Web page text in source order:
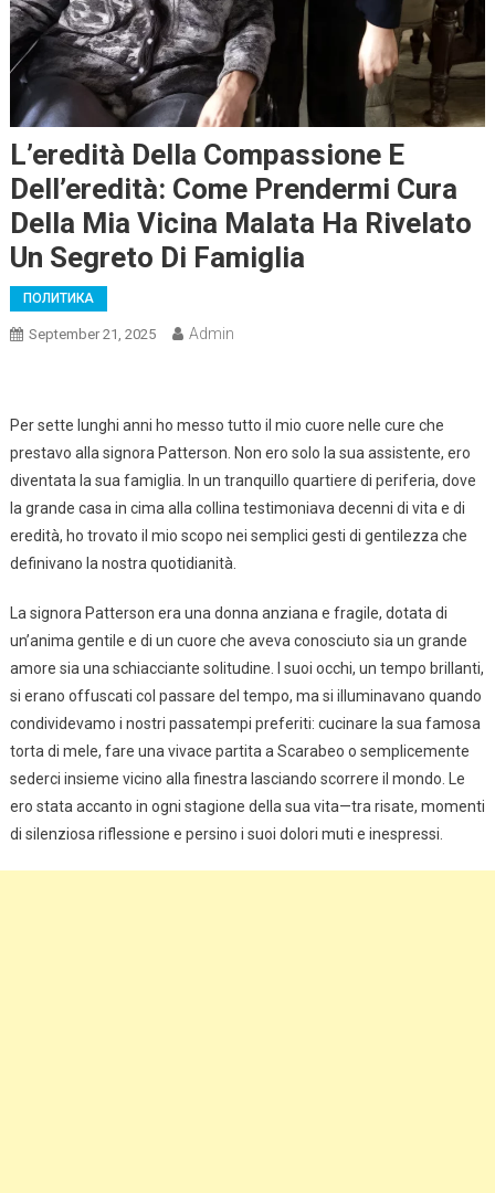
L’eredità Della Compassione E
Dell’eredità: Come Prendermi Cura
Della Mia Vicina Malata Ha Rivelato
Un Segreto Di Famiglia
ПОЛИТИКА
September 21, 2025 Admin
Per sette lunghi anni ho messo tutto il mio cuore nelle cure che
prestavo alla signora Patterson. Non ero solo la sua assistente, ero
diventata la sua famiglia. In un tranquillo quartiere di periferia, dove
la grande casa in cima alla collina testimoniava decenni di vita e di
eredità, ho trovato il mio scopo nei semplici gesti di gentilezza che
definivano la nostra quotidianità.
La signora Patterson era una donna anziana e fragile, dotata di
un’anima gentile e di un cuore che aveva conosciuto sia un grande
amore sia una schiacciante solitudine. I suoi occhi, un tempo brillanti,
si erano offuscati col passare del tempo, ma si illuminavano quando
condividevamo i nostri passatempi preferiti: cucinare la sua famosa
torta di mele, fare una vivace partita a Scarabeo o semplicemente
sederci insieme vicino alla finestra lasciando scorrere il mondo. Le
ero stata accanto in ogni stagione della sua vita—tra risate, momenti
di silenziosa riflessione e persino i suoi dolori muti e inespressi.